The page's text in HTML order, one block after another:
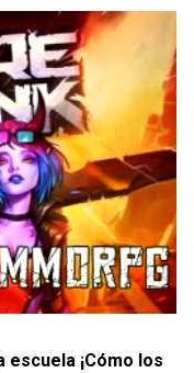
escuela ¡Cómo los